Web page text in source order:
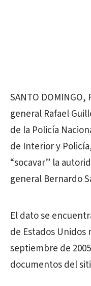
SANTO
general Rafael
de la Policía
de Interior y
“socavar” la
general Bernardo
El dato se
de Estados Unidos
septiembre de
documentos del